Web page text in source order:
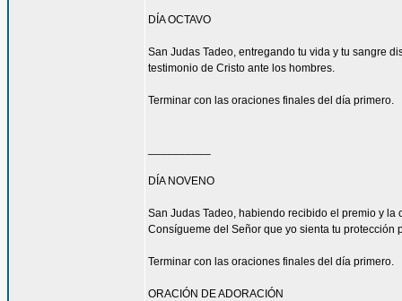
DÍA OCTAVO
San Judas Tadeo, entregando tu vida y tu sangre
testimonio de Cristo ante los hombres.
Terminar con las oraciones finales del día primero.
DÍA NOVENO
San Judas Tadeo, habiendo recibido el premio y
Consígueme del Señor que yo sienta tu
Terminar con las oraciones finales del día primero.
ORACIÓN DE ADORACIÓN